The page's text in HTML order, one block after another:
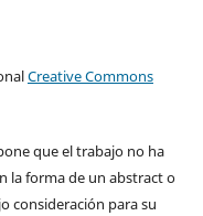
Creative Commons
que el trabajo no ha
la forma de un abstract o
consideración para su